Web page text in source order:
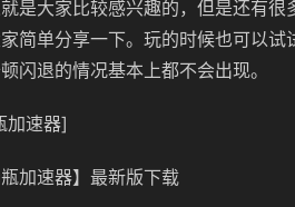
是大家比较感兴趣的，但是还有
简单分享一下。玩的时候也可以
闪退的情况基本上都不会出现。
加速器]
瓶加速器】最新版下载